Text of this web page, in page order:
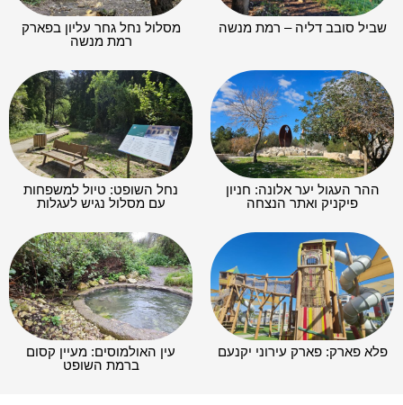
שביל סובב דליה – רמת מנשה
מסלול נחל גחר עליון בפארק
רמת מנשה
ההר העגול יער אלונה: חניון
פיקניק ואתר הנצחה
נחל השופט: טיול למשפחות
עם מסלול נגיש לעגלות
פלא פארק: פארק עירוני יקנעם
עין האולמוסים: מעיין קסום
ברמת השופט